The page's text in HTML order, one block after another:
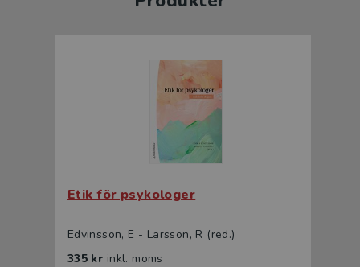
Etik för psykologer
Edvinsson, E - Larsson, R (red.)
335 kr inkl. moms